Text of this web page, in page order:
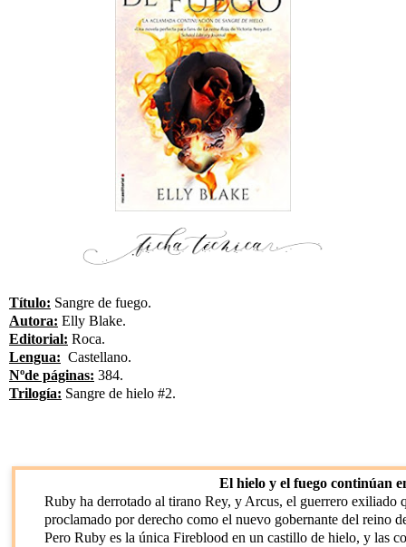
Título: Sangre de fuego.
Autora: Elly Blake.
Editorial: Roca.
Lengua: Castellano.
Nºde páginas: 384.
Trilogía: Sangre de hielo #2.
El hielo y el fuego continúan
Ruby ha derrotado al tirano Rey, y Arcus, el guerrero exiliado
proclamado por derecho como el nuevo gobernante del reino
Pero Ruby es la única Fireblood en un castillo de hielo, y las